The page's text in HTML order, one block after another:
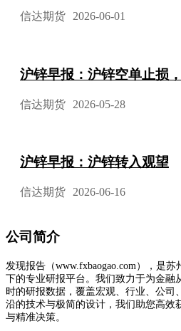
信达期货 2026-06-01
沪锌早报：沪锌空单止损
信达期货 2026-05-28
沪锌早报：沪锌转入观望
信达期货 2026-06-16
公司简介
发现报告（www.fxbaogao.com），是
下的专业研报平台。我们致力于为金融
时的研报数据，覆盖宏观、行业、公司
沿的技术与极简的设计，我们助您高效
与精准决策。